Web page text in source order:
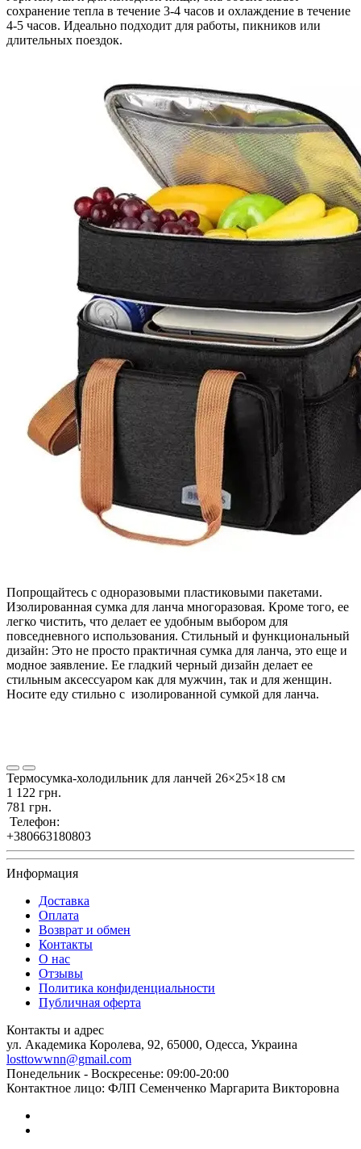
сохранение тепла в течение 3-4 часов и охлаждение в течение
4-5 часов. Идеально подходит для работы, пикников или
длительных поездок.
Попрощайтесь с одноразовыми пластиковыми пакетами.
Изолированная сумка для ланча многоразовая. Кроме того, ее
легко чистить, что делает ее удобным выбором для
повседневного использования. Стильный и функциональный
дизайн: Это не просто практичная сумка для ланча, это еще и
модное заявление. Ее гладкий черный дизайн делает ее
стильным аксессуаром как для мужчин, так и для женщин.
Носите еду стильно с изолированной сумкой для ланча.
Термосумка-холодильник для ланчей 26×25×18 см
1 122 грн.
781 грн.
Телефон:
+380663180803
Информация
Доставка
Оплата
Возврат и обмен
Контакты
О нас
Отзывы
Политика конфиденциальности
Публичная оферта
Контакты и адрес
ул. Академика Королева, 92, 65000, Одесса, Украина
losttowwnn@gmail.com
Понедельник - Воскресенье: 09:00-20:00
Контактное лицо: ФЛП Семенченко Маргарита Викторовна